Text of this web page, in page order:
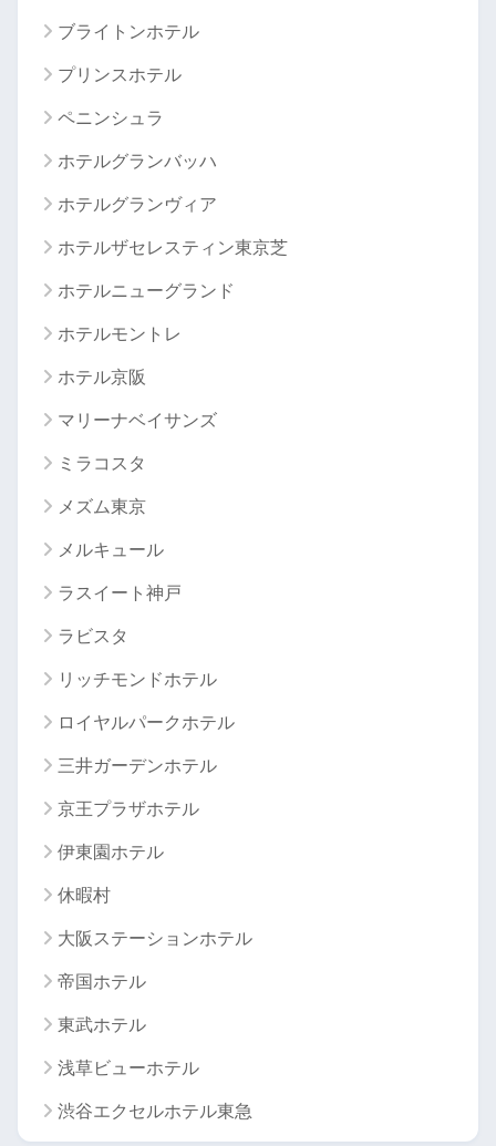
ブライトンホテル
プリンスホテル
ペニンシュラ
ホテルグランバッハ
ホテルグランヴィア
ホテルザセレスティン東京芝
ホテルニューグランド
ホテルモントレ
ホテル京阪
マリーナベイサンズ
ミラコスタ
メズム東京
メルキュール
ラスイート神戸
ラビスタ
リッチモンドホテル
ロイヤルパークホテル
三井ガーデンホテル
京王プラザホテル
伊東園ホテル
休暇村
大阪ステーションホテル
帝国ホテル
東武ホテル
浅草ビューホテル
渋谷エクセルホテル東急